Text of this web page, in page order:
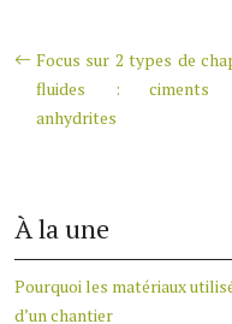
Focus sur 2 types de
fluides : ciments
anhydrites
À la une
Pourquoi les matériaux
d’un chantier